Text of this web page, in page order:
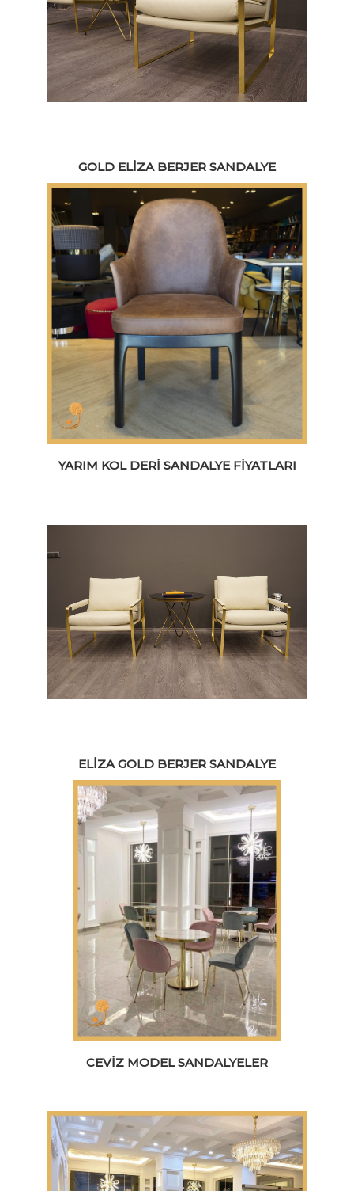
GOLD ELIZA BERJER SANDALYE
YARIM KOL DERI SANDALYE FIYATLARI
ELIZA GOLD BERJER SANDALYE
CEVIZ MODEL SANDALYELER